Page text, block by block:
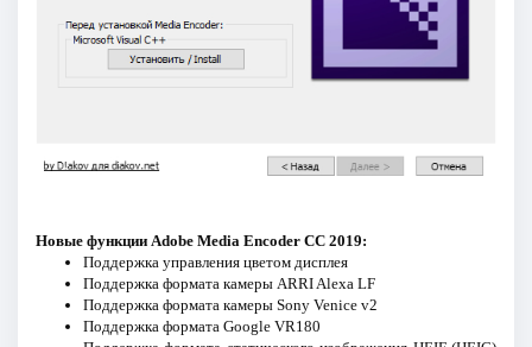
Новые функции Adobe Media Encoder CC 2019:
Поддержка управления цветом дисплея
Поддержка формата камеры ARRI Alexa LF
Поддержка формата камеры Sony Venice v2
Поддержка формата Google VR180